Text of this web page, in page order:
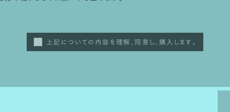
上記についての内容を理解、同意し、購入します。